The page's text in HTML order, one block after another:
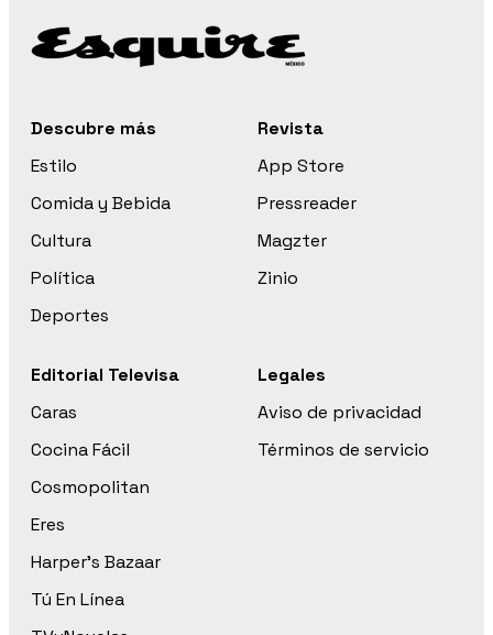
Descubre más
Estilo
Comida y Bebida
Cultura
Política
Deportes
Revista
App Store
Pressreader
Magzter
Zinio
Editorial Televisa
Caras
Cocina Fácil
Cosmopolitan
Eres
Harper’s Bazaar
Tú En Línea
Legales
Aviso de privacidad
Términos de servicio